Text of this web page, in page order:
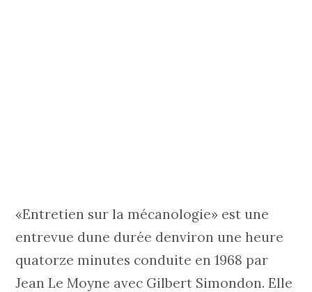
«Entretien sur la mécanologie» est une
entrevue dune durée denviron une heure
quatorze minutes conduite en 1968 par
Jean Le Moyne avec Gilbert Simondon. Elle